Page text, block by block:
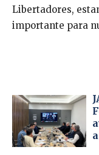
Libertadores,
importante para